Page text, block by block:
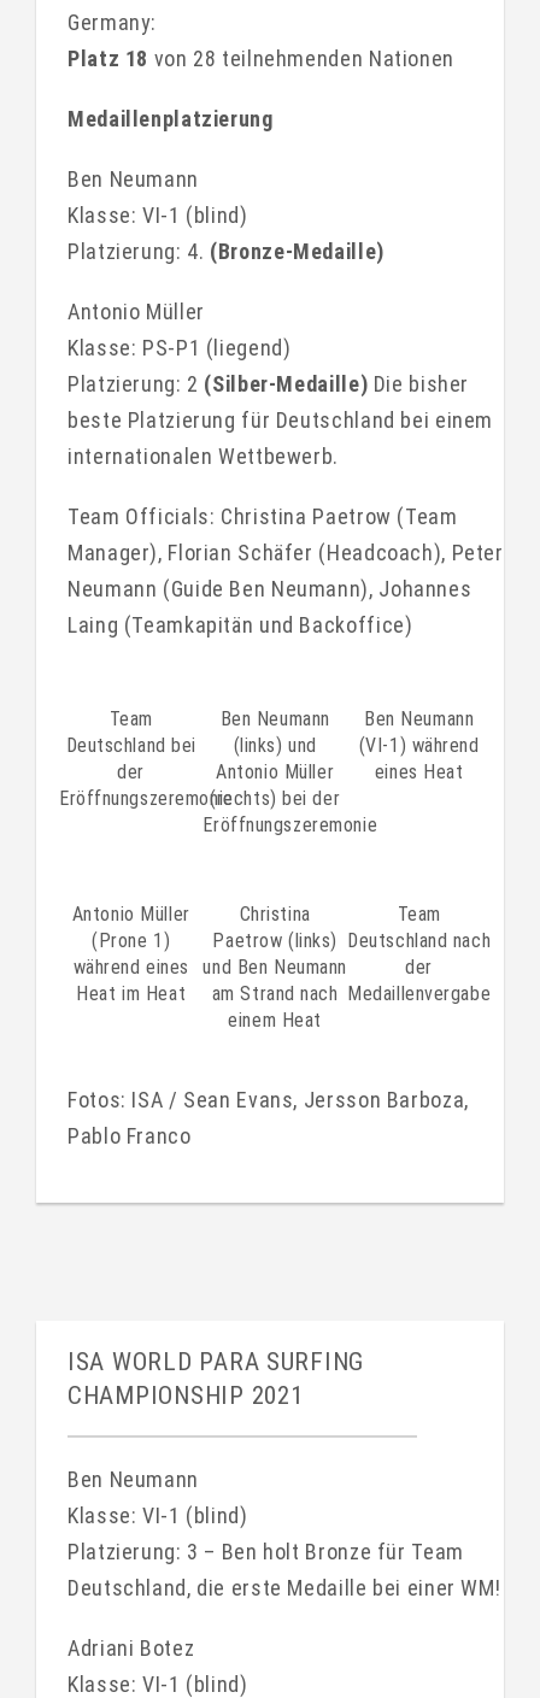
Germany:
Platz 18 von 28 teilnehmenden Nationen
Medaillenplatzierung
Ben Neumann
Klasse: VI-1 (blind)
Platzierung: 4. (Bronze-Medaille)
Antonio Müller
Klasse: PS-P1 (liegend)
Platzierung: 2 (Silber-Medaille) Die bisher
beste Platzierung für Deutschland bei einem
internationalen Wettbewerb.
Team Officials: Christina Paetrow (Team
Manager), Florian Schäfer (Headcoach), Peter
Neumann (Guide Ben Neumann), Johannes
Laing (Teamkapitän und Backoffice)
Team
Deutschland bei
der
Eröffnungszeremonie
Ben Neumann
(links) und
Antonio Müller
(rechts) bei der
Eröffnungszeremonie
Ben Neumann
(VI-1) während
eines Heat
Antonio Müller
(Prone 1)
während eines
Heat im Heat
Christina
Paetrow (links)
und Ben Neumann
am Strand nach
einem Heat
Team
Deutschland nach
der
Medaillenvergabe
Fotos: ISA / Sean Evans, Jersson Barboza,
Pablo Franco
ISA WORLD PARA SURFING
CHAMPIONSHIP 2021
Ben Neumann
Klasse: VI-1 (blind)
Platzierung: 3 – Ben holt Bronze für Team
Deutschland, die erste Medaille bei einer WM!
Adriani Botez
Klasse: VI-1 (blind)